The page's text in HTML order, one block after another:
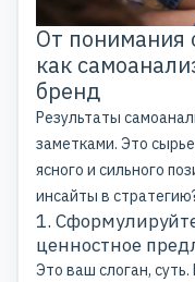
От понимания
как
бренд
Результаты
заметками. Это
ясного и сильного
инсайты в
1.
ценностное
Это ваш слоган,